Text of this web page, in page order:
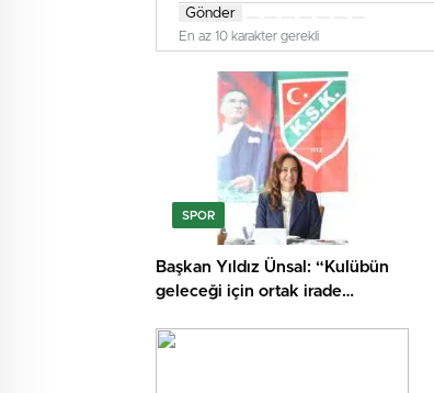
Gönder
En az 10 karakter gerekli
SPOR
Başkan Yıldız Ünsal: “Kulübün
geleceği için ortak irade